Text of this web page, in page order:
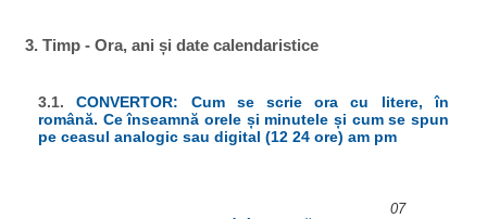
3. Timp - Ora, ani și date calendaristice
3.1.CONVERTOR: Cum se scrie ora cu litere, în
română. Ce înseamnă orele și minutele și cum se spun
pe ceasul analogic sau digital (12 24 ore) am pm
07